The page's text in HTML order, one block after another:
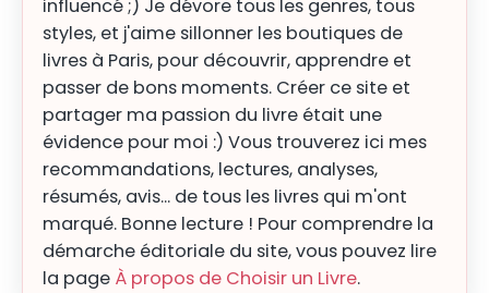
influencé ;) Je dévore tous les genres, tous
styles, et j'aime sillonner les boutiques de
livres à Paris, pour découvrir, apprendre et
passer de bons moments. Créer ce site et
partager ma passion du livre était une
évidence pour moi :) Vous trouverez ici mes
recommandations, lectures, analyses,
résumés, avis... de tous les livres qui m'ont
marqué. Bonne lecture ! Pour comprendre la
démarche éditoriale du site, vous pouvez lire
la page À propos de Choisir un Livre.